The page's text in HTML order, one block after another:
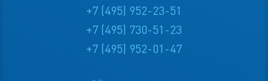
+7 (495) 952-23-51
+7 (495) 730-51-23
+7 (495) 952-01-47